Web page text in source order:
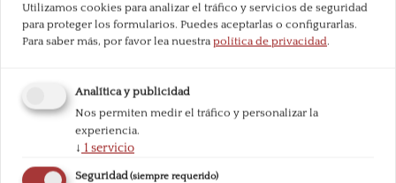
Utilizamos cookies para analizar el tráfico y servicios de seguridad
para proteger los formularios. Puedes aceptarlas o configurarlas.
Para saber más, por favor lea nuestra política de privacidad.
Analítica y publicidad
Nos permiten medir el tráfico y personalizar la
experiencia.
↓ 1servicio
Seguridad(siempre requerido)